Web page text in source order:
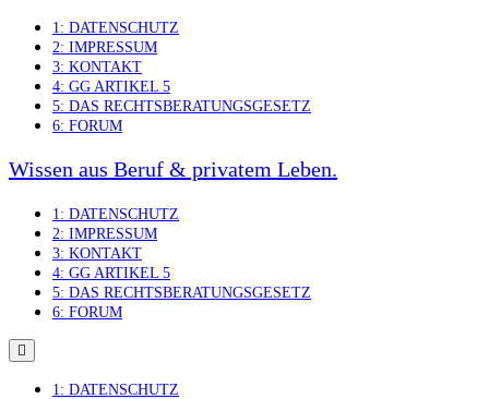
Skip
content
1: DATENSCHUTZ
2: IMPRESSUM
3: KONTAKT
4: GG ARTIKEL 5
5: DAS RECHTSBERATUNGSGESETZ
6: FORUM
Wissen aus Beruf & privatem Leben.
1: DATENSCHUTZ
2: IMPRESSUM
3: KONTAKT
4: GG ARTIKEL 5
5: DAS RECHTSBERATUNGSGESETZ
6: FORUM
1: DATENSCHUTZ